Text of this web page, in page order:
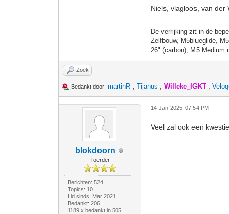
Niels, vlagloos, van der
De verrijking zit in de
Zelfbouw, M5blueglide,
26" (carbon), M5 Medium
Zoek
Bedankt door: martinR ,Tijanus ,Willeke_IGKT ,
blokdoorn
Toerder
Berichten: 524
Topics: 10
Lid sinds: Mar 2021
Bedankt: 206
1189 x bedankt in 505
14-Jan-2025, 07:54 PM
Veel zal ook een